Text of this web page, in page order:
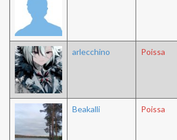
arlecchino Poissa
Beakalli Poissa